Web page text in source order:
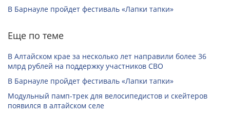
В Барнауле пройдет фестиваль «Лапки тапки»
Еще по теме
В Алтайском крае за несколько лет направили более 36
млрд рублей на поддержку участников СВО
В Барнауле пройдет фестиваль «Лапки тапки»
Модульный памп-трек для велосипедистов и скейтеров
появился в алтайском селе